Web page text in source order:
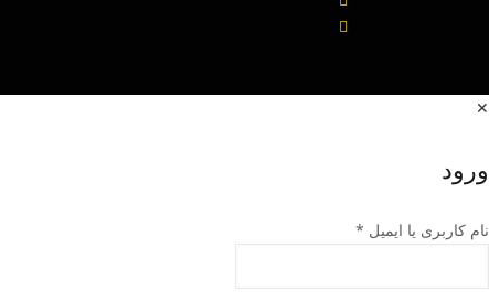
✕
ورود
نام کاربری یا ایمیل *